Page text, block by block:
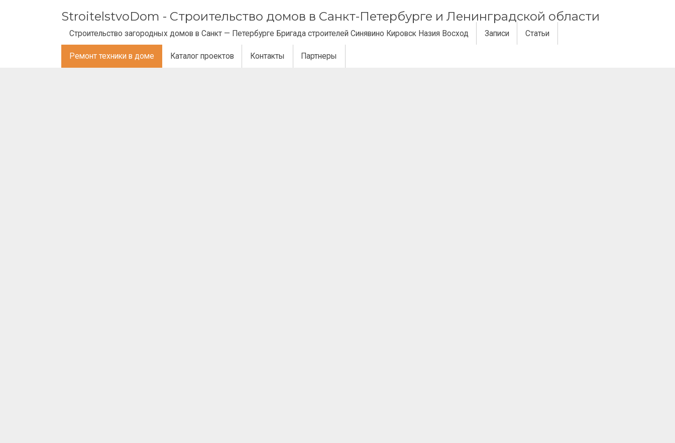
StroitelstvoDom - Строительство домов в Санкт-Петербурге и Ленинградской области
Строительство загородных домов в Санкт — Петербурге Бригада строителей Синявино Кировск Назия Восход Записи Статьи
Ремонт техники в доме Каталог проектов Контакты Партнеры